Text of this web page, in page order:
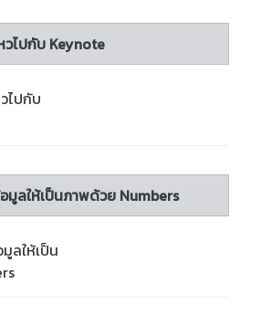
วไปกับ Keynote
ไปกับ
มูลให้เป็นภาพด้วย Numbers
ลให้เป็น